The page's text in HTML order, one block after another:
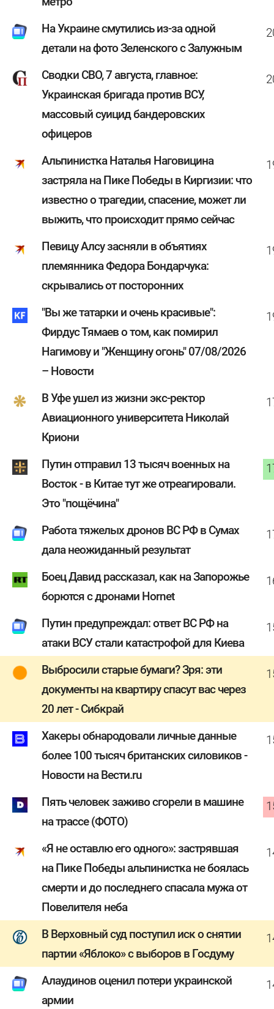
На Украине смутились из-за одной
детали на фото Зеленского с Залужным
Сводки СВО, 7 августа, главное:
Украинская бригада против ВСУ,
массовый суицид бандеровских
офицеров
Альпинистка Наталья Наговицина
застряла на Пике Победы в Киргизии: что
известно о трагедии, спасение, может ли
выжить, что происходит прямо сейчас
Певицу Алсу засняли в объятиях
племянника Федора Бондарчука:
скрывались от посторонних
"Вы же татарки и очень красивые":
Фирдус Тямаев о том, как помирил
Нагимову и "Женщину огонь" 07/08/2026
– Новости
В Уфе ушел из жизни экс-ректор
Авиационного университета Николай
Криони
Путин отправил 13 тысяч военных на
Восток - в Китае тут же отреагировали.
Это "пощёчина"
Работа тяжелых дронов ВС РФ в Сумах
дала неожиданный результат
Боец Давид рассказал, как на Запорожье
борются с дронами Hornet
Путин предупреждал: ответ ВС РФ на
атаки ВСУ стали катастрофой для Киева
Выбросили старые бумаги? Зря: эти
документы на квартиру спасут вас через
20 лет - Сибкрай
Хакеры обнародовали личные данные
более 100 тысяч британских силовиков -
Новости на Вести.ru
Пять человек заживо сгорели в машине
на трассе (ФОТО)
«Я не оставлю его одного»: застрявшая
на Пике Победы альпинистка не боялась
смерти и до последнего спасала мужа от
Повелителя неба
В Верховный суд поступил иск о снятии
партии «Яблоко» с выборов в Госдуму
Алаудинов оценил потери украинской
армии